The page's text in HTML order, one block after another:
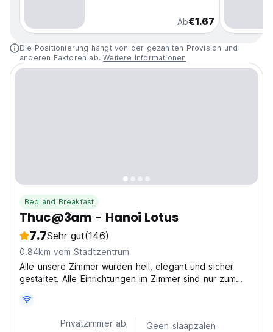
Ab€1.67
Die Positionierung hängt von der gezahlten Provision und
anderen Faktoren ab.Weitere Informationen
Bed and Breakfast
Thuc@3am - Hanoi Lotus
7.7Sehr gut(146)
0.84km vom Stadtzentrum
Alle unsere Zimmer wurden hell, elegant und sicher
gestaltet. Alle Einrichtungen im Zimmer sind nur zum
Privatzimmer ab
Geen slaapzalen